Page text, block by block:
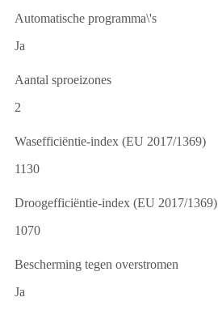
Automatische programma\'s
Ja
Aantal sproeizones
2
Wasefficiëntie-index (EU 2017/1369)
1130
Droogefficiëntie-index (EU 2017/1369)
1070
Bescherming tegen overstromen
Ja